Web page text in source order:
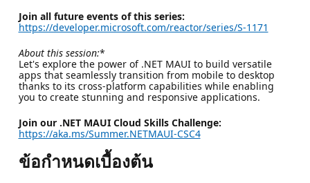
Join all future events of this series:
https://developer.microsoft.com/reactor/series/S-1171
About this session:*
Let's explore the power of .NET MAUI to build versatile
apps that seamlessly transition from mobile to desktop
thanks to its cross-platform capabilities while enabling
you to create stunning and responsive applications.
Join our .NET MAUI Cloud Skills Challenge:
https://aka.ms/Summer.NETMAUI-CSC4
ข้อกำหนดเบื้องต้น